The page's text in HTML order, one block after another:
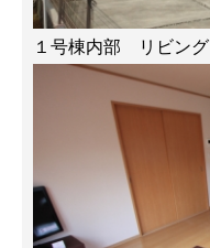
１号棟内部 リビング